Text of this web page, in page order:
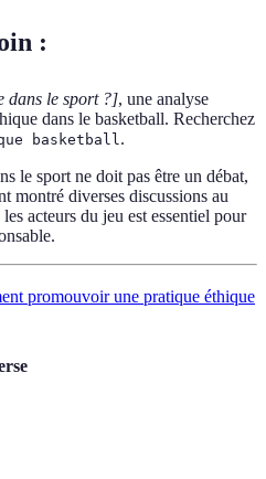
:
dans le sport ?], une analyse
dans le basketball. Recherchez
basketball .
le sport ne doit pas être un débat,
montré diverses discussions au
acteurs du jeu est essentiel pour
promouvoir une pratique éthique